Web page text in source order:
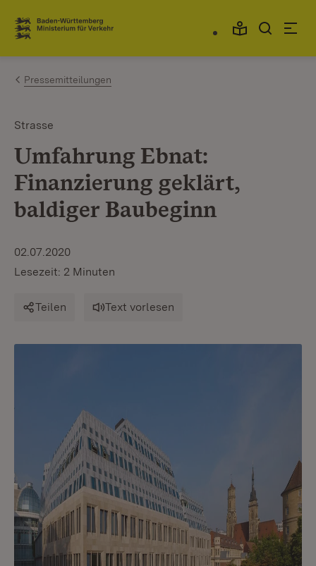
Zum Inhalt springen
Link zur Startseite
Pressemitteilungen
Strasse
Umfahrung Ebnat:
Finanzierung geklärt,
baldiger Baubeginn
02.07.2020
Lesezeit: 2 Minuten
Teilen Text vorlesen